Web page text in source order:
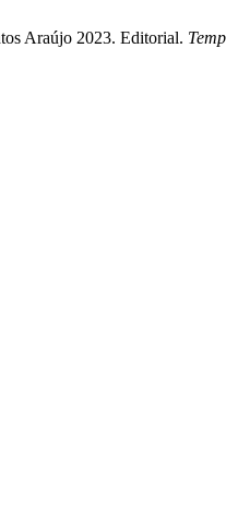
Araújo 2023. Editorial.